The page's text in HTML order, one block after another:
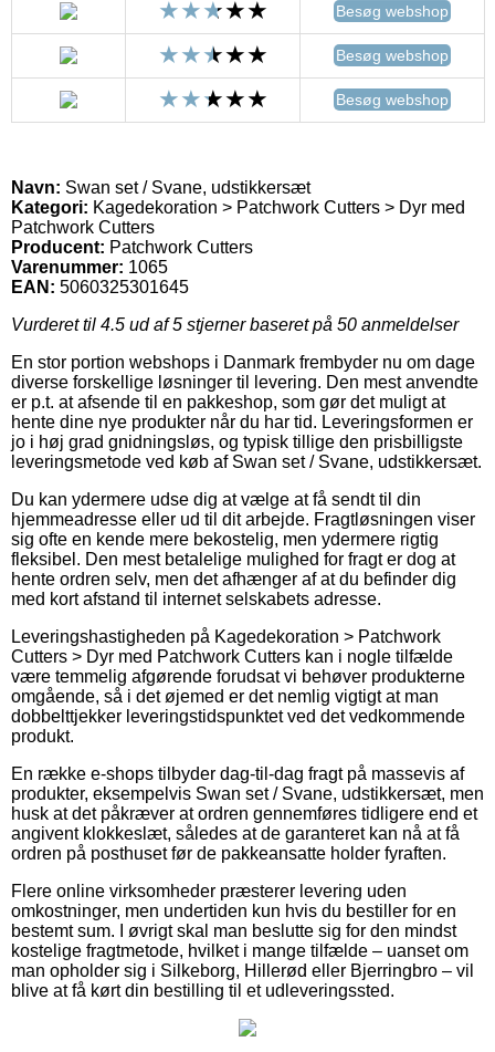
Besøg webshop
Besøg webshop
Besøg webshop
Navn: Swan set / Svane, udstikkersæt
Kategori: Kagedekoration > Patchwork Cutters > Dyr med
Patchwork Cutters
Producent: Patchwork Cutters
Varenummer: 1065
EAN: 5060325301645
Vurderet til 4.5 ud af 5 stjerner baseret på 50 anmeldelser
En stor portion webshops i Danmark frembyder nu om dage
diverse forskellige løsninger til levering. Den mest anvendte
er p.t. at afsende til en pakkeshop, som gør det muligt at
hente dine nye produkter når du har tid. Leveringsformen er
jo i høj grad gnidningsløs, og typisk tillige den prisbilligste
leveringsmetode ved køb af Swan set / Svane, udstikkersæt.
Du kan ydermere udse dig at vælge at få sendt til din
hjemmeadresse eller ud til dit arbejde. Fragtløsningen viser
sig ofte en kende mere bekostelig, men ydermere rigtig
fleksibel. Den mest betalelige mulighed for fragt er dog at
hente ordren selv, men det afhænger af at du befinder dig
med kort afstand til internet selskabets adresse.
Leveringshastigheden på Kagedekoration > Patchwork
Cutters > Dyr med Patchwork Cutters kan i nogle tilfælde
være temmelig afgørende forudsat vi behøver produkterne
omgående, så i det øjemed er det nemlig vigtigt at man
dobbelttjekker leveringstidspunktet ved det vedkommende
produkt.
En række e-shops tilbyder dag-til-dag fragt på massevis af
produkter, eksempelvis Swan set / Svane, udstikkersæt, men
husk at det påkræver at ordren gennemføres tidligere end et
angivent klokkeslæt, således at de garanteret kan nå at få
ordren på posthuset før de pakkeansatte holder fyraften.
Flere online virksomheder præsterer levering uden
omkostninger, men undertiden kun hvis du bestiller for en
bestemt sum. I øvrigt skal man beslutte sig for den mindst
kostelige fragtmetode, hvilket i mange tilfælde – uanset om
man opholder sig i Silkeborg, Hillerød eller Bjerringbro – vil
blive at få kørt din bestilling til et udleveringssted.